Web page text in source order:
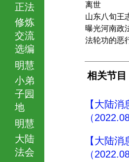
正法
修炼
交流
选编
明慧
小弟
子园
地
明慧
大陆
法会
离世
山东八旬王
曝光河南政
法轮功的恶
相关节目
【大陆
（
【大陆
（